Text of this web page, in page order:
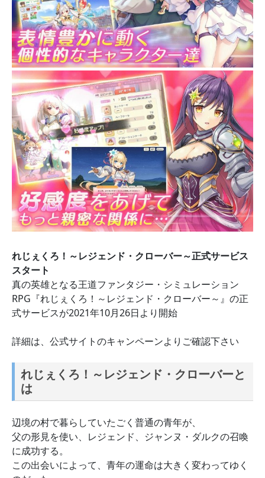
れじぇくろ！～レジェンド・クローバー～正式サービス
スタート
真の英雄となる王道ファンタジー・シミュレーション
RPG『れじぇくろ！～レジェンド・クローバー～』の正
式サービスが2021年10月26日より開始
詳細は、公式サイトのキャンペーンよりご確認下さい
れじぇくろ！～レジェンド・クローバーと
は
辺境の村で暮らしていたごく普通の青年が、
父の形見を使い、レジェンド、ジャンヌ・ダルクの召喚
に成功する。
この出会いによって、青年の運命は大きく変わってゆく